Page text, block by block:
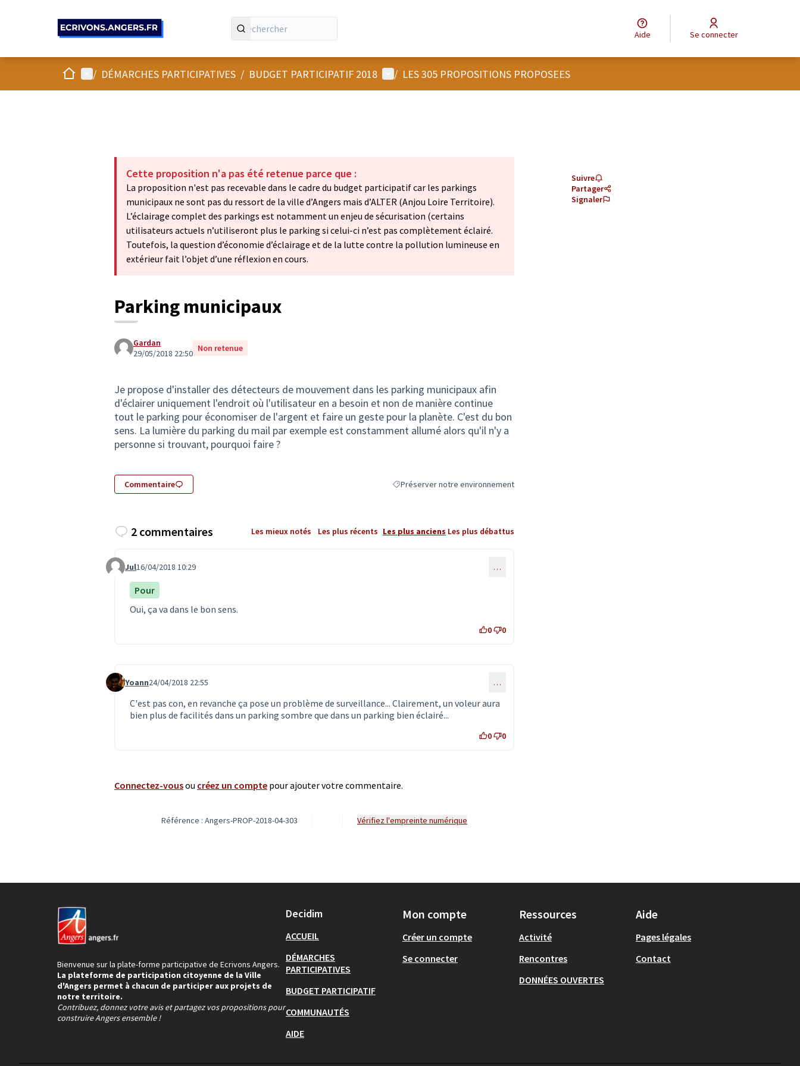
Aide Se connecter
AccueilMenu principal
/ DÉMARCHES PARTICIPATIVES / BUDGET PARTICIPATIF 2018 Menu utilisateur
/ LES 305 PROPOSITIONS PROPOSEES
Cette proposition n'a pas été retenue parce que :
La proposition n'est pas recevable dans le cadre du budget participatif car les parkings
municipaux ne sont pas du ressort de la ville d’Angers mais d’ALTER (Anjou Loire Territoire).
L’éclairage complet des parkings est notamment un enjeu de sécurisation (certains
utilisateurs actuels n’utiliseront plus le parking si celui-ci n’est pas complètement éclairé.
Toutefois, la question d’économie d’éclairage et de la lutte contre la pollution lumineuse en
extérieur fait l’objet d’une réflexion en cours.
Parking municipaux
Gardan
29/05/2018 22:50 Non retenue
Je propose d'installer des détecteurs de mouvement dans les parking municipaux afin
d'éclairer uniquement l'endroit où l'utilisateur en a besoin et non de manière continue
tout le parking pour économiser de l'argent et faire un geste pour la planète. C'est du bon
sens. La lumière du parking du mail par exemple est constamment allumé alors qu'il n'y a
personne si trouvant, pourquoi faire ?
Commentaire Filtrer les résultats de la catégorie : Préserver notre environnement
Préserver notre environnement
Suivre
Partager
Signaler
2 commentaires Les mieux notés Les plus récents Les plus anciens Les plus débattus
Commentaire 628
Jul16/04/2018 10:29 …
Pour
Oui, ça va dans le bon sens.
0 0
Commentaire 658
Yoann24/04/2018 22:55 …
C'est pas con, en revanche ça pose un problème de surveillance... Clairement, un voleur aura
bien plus de facilités dans un parking sombre que dans un parking bien éclairé...
0 0
Connectez-vousou créez un compte pour ajouter votre commentaire.
Référence : Angers-PROP-2018-04-303 Vérifiez l'empreinte numérique
Bienvenue sur la plate-forme participative de Ecrivons Angers.
La plateforme de participation citoyenne de la Ville
d'Angers permet à chacun de participer aux projets de
notre territoire.
Contribuez, donnez votre avis et partagez vos propositions pour
construire Angers ensemble !
Decidim
ACCUEIL
DÉMARCHES
PARTICIPATIVES
BUDGET PARTICIPATIF
COMMUNAUTÉS
AIDE
Mon compte
Créer un compte
Se connecter
Ressources
Activité
Rencontres
DONNÉES OUVERTES
Aide
Pages légales
Contact